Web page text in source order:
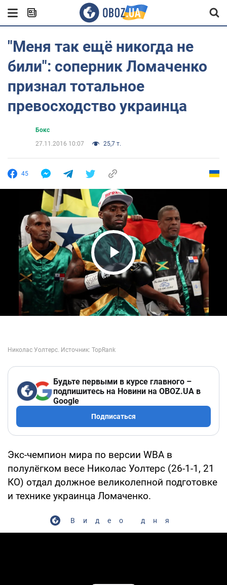
"Меня так ещё никогда не
били": соперник Ломаченко
признал тотальное
превосходство украинца
Бокс
27.11.2016 10:07
25,7 т.
45
Play Video
Будьте первыми в курсе главного –
подпишитесь на Новини на OBOZ.UA в
Google
Подписаться
Экс-чемпион мира по версии WBА в
полулёгком весе Николас Уолтерс (26-1-1, 21
КО) отдал должное великолепной подготовке
и технике украинца Ломаченко.
Видео дня